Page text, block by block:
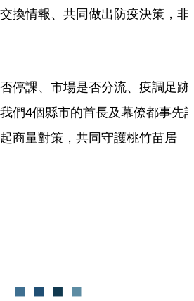
換情報、共同做出防疫決策，非
停課、市場是否分流、疫調足跡
們4個縣市的首長及幕僚都事先
商量對策，共同守護桃竹苗居